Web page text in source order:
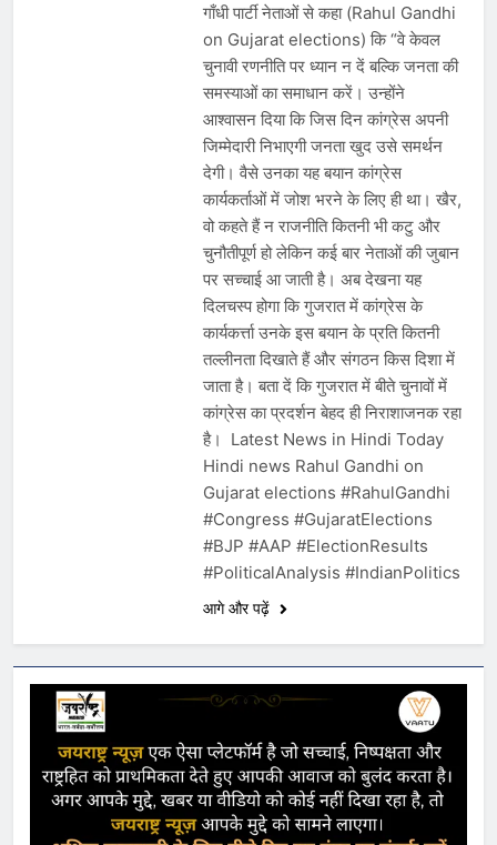
गाँधी पार्टी नेताओं से कहा (Rahul Gandhi
on Gujarat elections) कि “वे केवल
चुनावी रणनीति पर ध्यान न दें बल्कि जनता की
समस्याओं का समाधान करें। उन्होंने
आश्वासन दिया कि जिस दिन कांग्रेस अपनी
जिम्मेदारी निभाएगी जनता खुद उसे समर्थन
देगी। वैसे उनका यह बयान कांग्रेस
कार्यकर्ताओं में जोश भरने के लिए ही था। खैर,
वो कहते हैं न राजनीति कितनी भी कटु और
चुनौतीपूर्ण हो लेकिन कई बार नेताओं की जुबान
पर सच्चाई आ जाती है। अब देखना यह
दिलचस्प होगा कि गुजरात में कांग्रेस के
कार्यकर्त्ता उनके इस बयान के प्रति कितनी
तल्लीनता दिखाते हैं और संगठन किस दिशा में
जाता है। बता दें कि गुजरात में बीते चुनावों में
कांग्रेस का प्रदर्शन बेहद ही निराशाजनक रहा
है। Latest News in Hindi Today
Hindi news Rahul Gandhi on
Gujarat elections #RahulGandhi
#Congress #GujaratElections
#BJP #AAP #ElectionResults
#PoliticalAnalysis #IndianPolitics
आगे और पढ़ें